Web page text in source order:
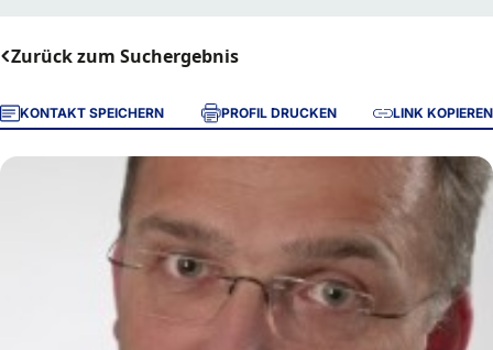
Zurück zum Suchergebnis
KONTAKT SPEICHERN PROFIL DRUCKEN LINK KOPIEREN